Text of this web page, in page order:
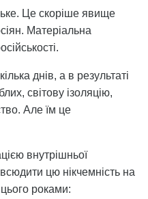
Це скоріше явище
Матеріальна
днів, а в результаті
світову ізоляцію,
Але їм це
внутрішньої
цю нікчемність на
роками: